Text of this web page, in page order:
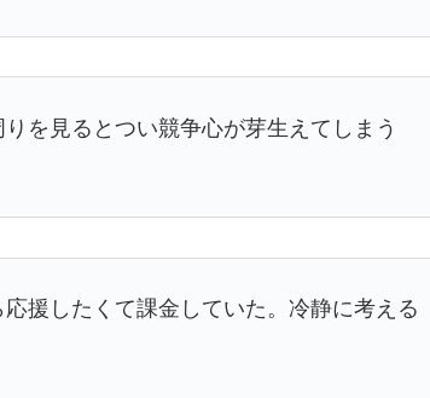
を見るとつい競争心が芽生えてしまう
援したくて課金していた。冷静に考える